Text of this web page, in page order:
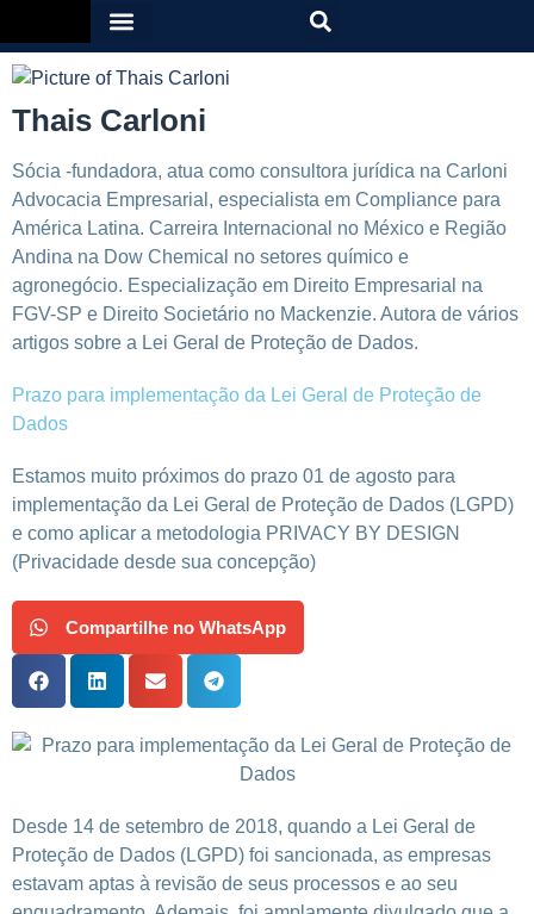
Thais Carloni
Sócia -fundadora, atua como consultora jurídica na Carloni
Advocacia Empresarial, especialista em Compliance para
América Latina. Carreira Internacional no México e Região
Andina na Dow Chemical no setores químico e
agronegócio. Especialização em Direito Empresarial na
FGV-SP e Direito Societário no Mackenzie. Autora de vários
artigos sobre a Lei Geral de Proteção de Dados.
Prazo para implementação da Lei Geral de Proteção de
Dados
Estamos muito próximos do prazo 01 de agosto para
implementação da Lei Geral de Proteção de Dados (LGPD)
e como aplicar a metodologia PRIVACY BY DESIGN
(Privacidade desde sua concepção)
Compartilhe no WhatsApp
Desde 14 de setembro de 2018, quando a Lei Geral de
Proteção de Dados (LGPD) foi sancionada, as empresas
estavam aptas à revisão de seus processos e ao seu